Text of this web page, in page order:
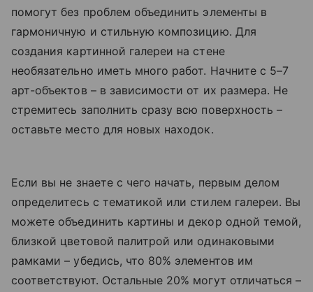
помогут без проблем объединить элементы в
гармоничную и стильную композицию. Для
создания картинной галереи на стене
необязательно иметь много работ. Начните с 5–7
арт-объектов – в зависимости от их размера. Не
стремитесь заполнить сразу всю поверхность –
оставьте место для новых находок.
Если вы не знаете с чего начать, первым делом
определитесь с тематикой или стилем галереи. Вы
можете объединить картины и декор одной темой,
близкой цветовой палитрой или одинаковыми
рамками – убедись, что 80% элементов им
соответствуют. Остальные 20% могут отличаться –